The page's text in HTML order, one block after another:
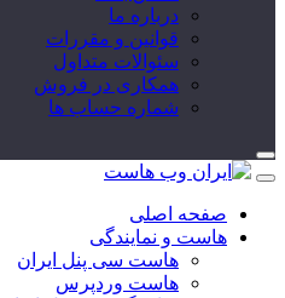
درباره ما
قوانین و مقررات
سئوالات متداول
همکاری در فروش
شماره حساب ها
صفحه اصلی
هاست و نمایندگی
هاست سی پنل ایران
هاست وردپرس